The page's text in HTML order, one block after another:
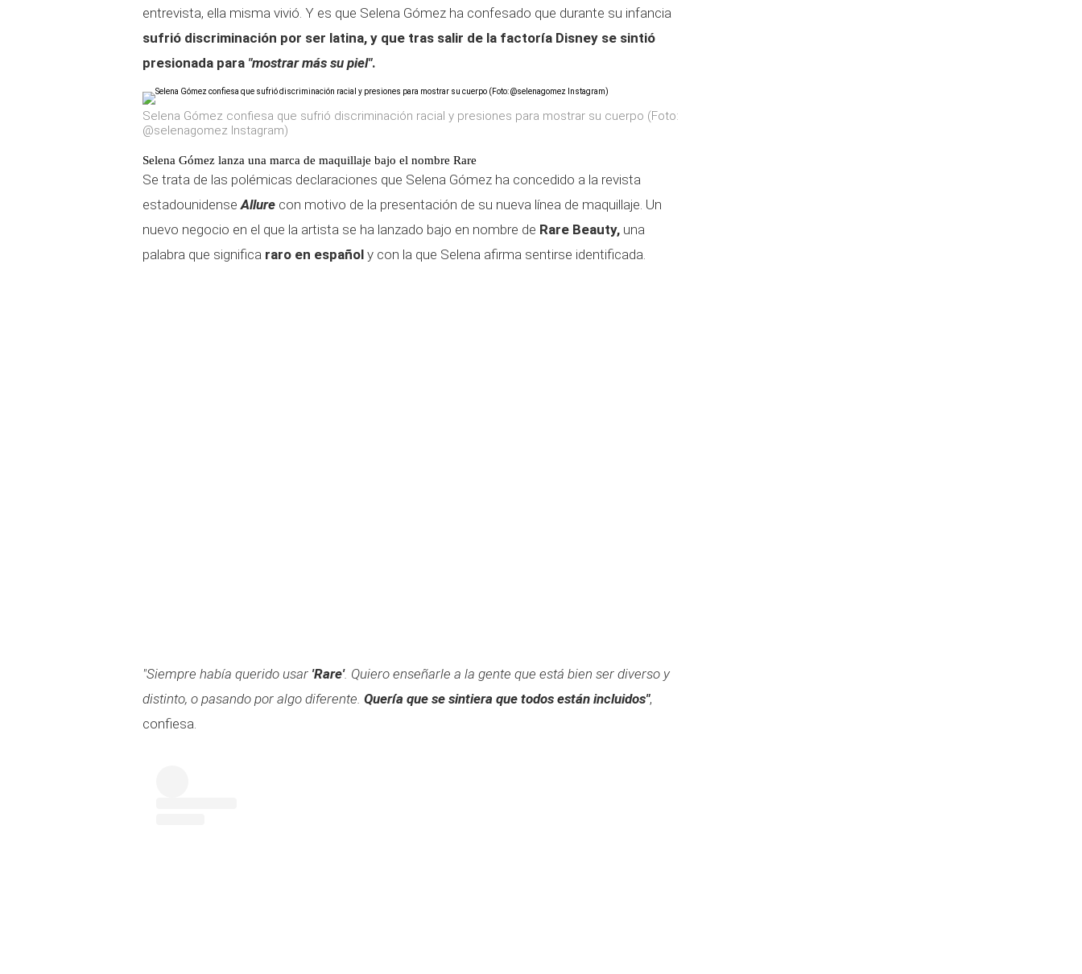
entrevista, ella misma vivió. Y es que Selena Gómez ha confesado que durante su infancia
sufrió discriminación por ser latina, y que tras salir de la factoría Disney se sintió
presionada para "mostrar más su piel".
Selena Gómez confiesa que sufrió discriminación racial y presiones para mostrar su cuerpo (Foto:
@selenagomez Instagram)
Selena Gómez lanza una marca de maquillaje bajo el nombre Rare
Se trata de las polémicas declaraciones que Selena Gómez ha concedido a la revista
estadounidense Allure con motivo de la presentación de su nueva línea de maquillaje. Un
nuevo negocio en el que la artista se ha lanzado bajo en nombre de Rare Beauty, una
palabra que significa raro en español y con la que Selena afirma sentirse identificada.
"Siempre había querido usar 'Rare'. Quiero enseñarle a la gente que está bien ser diverso y
distinto, o pasando por algo diferente. Quería que se sintiera que todos están incluidos",
confiesa.